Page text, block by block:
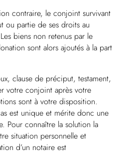
contraire, le conjoint survivant
ou partie de ses droits au
biens non retenus par le
sont alors ajoutés à la part
clause de préciput, testament,
votre conjoint après votre
sont à votre disposition.
est unique et mérite donc une
Pour connaître la solution la
situation personnelle et
d’un notaire est